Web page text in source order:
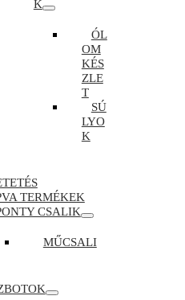
K
ÓL
OM
KÉS
ZLE
T
SÚ
LYO
K
TERMÉKEK
CSALIK
MŰCSALI